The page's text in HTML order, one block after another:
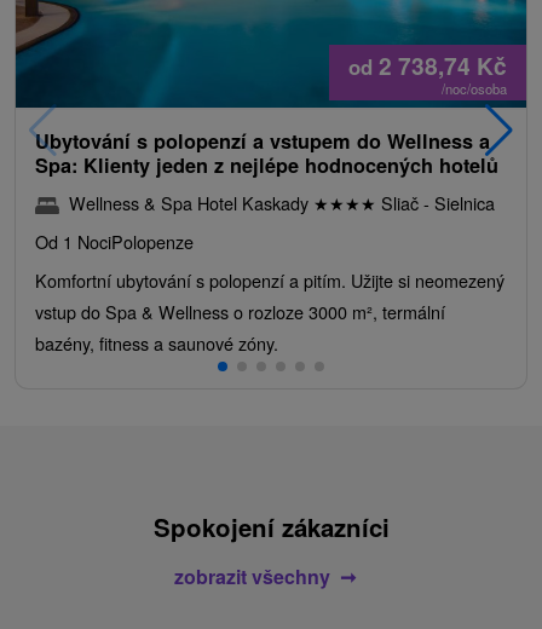
od 2 738,74 Kč
/noc/osoba
Ubytování s polopenzí a vstupem do Wellness a
Spa: Klienty jeden z nejlépe hodnocených hotelů
Wellness & Spa Hotel Kaskady ★★★★ Sliač - Sielnica
Od 1 NociPolopenze
Komfortní ubytování s polopenzí a pitím. Užijte si neomezený
vstup do Spa & Wellness o rozloze 3000 m², termální
bazény, fitness a saunové zóny.
Spokojení zákazníci
zobrazit všechny